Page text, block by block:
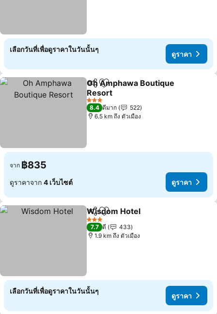
เลือกวันที่เพื่อดูราคาในวันนั้นๆ
ดูราคา
แชร์ เพิ่มในรายการโปรด
Oh Amphawa Boutique
Resort
3 ดาว
8.4 ดีมาก
522
6.5 km ถึง ตัวเมือง
จาก ฿835
ดูราคาจาก 4 เว็บไซต์ ดูราคา
แชร์ เพิ่มในรายการโปรด
Wisdom Hotel
3 ดาว
7.7 ดี
433
1.9 km ถึง ตัวเมือง
เลือกวันที่เพื่อดูราคาในวันนั้นๆ
ดูราคา